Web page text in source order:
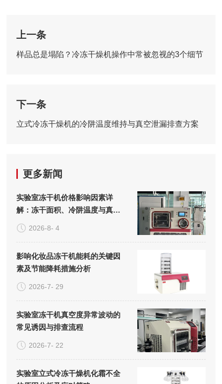
上一条
样品总是塌陷？冷冻干燥机操作中常被忽视的3个细节
下一条
立式冷冻干燥机的冷阱温度维持与真空泄漏排查方案
更多新闻
实验室冻干机价格影响因素详
解：冻干面积、冷阱温度与真空
系统的成本构成
2026-8- 4
影响化妆品冻干机能耗的关键因
素及节能降耗措施分析
2026-7- 29
实验室冻干机真空度异常波动的
常见诱因与排查流程
2026-7- 22
实验室立式冷冻干燥机化霜不全